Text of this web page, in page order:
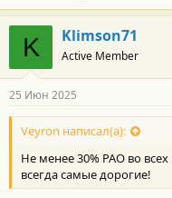
K Klimson71
Active Member
25 Июн 2025
Veyron написал(а):
Не менее 30% PAO во
всегда самые дорогие!